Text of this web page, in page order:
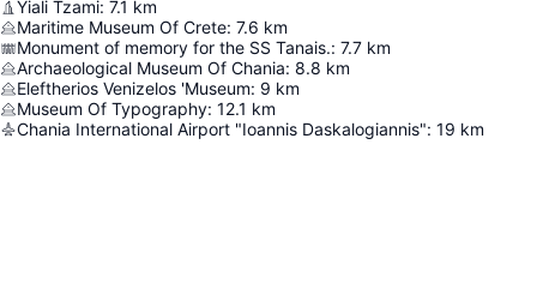
Yiali Tzami: 7.1 km
Maritime Museum Of Crete: 7.6 km
Monument of memory for the SS Tanais.: 7.7 km
Archaeological Museum Of Chania: 8.8 km
Eleftherios Venizelos 'Museum: 9 km
Museum Of Typography: 12.1 km
Chania International Airport "Ioannis Daskalogiannis": 19 km